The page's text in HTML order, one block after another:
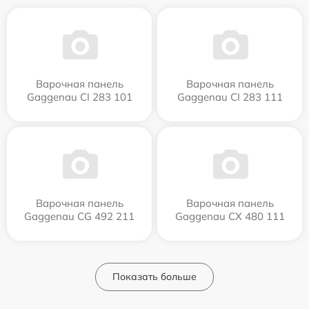
Варочная панель
Gaggenau CI 283 101
Варочная панель
Gaggenau CI 283 111
Варочная панель
Gaggenau CG 492 211
Варочная панель
Gaggenau CX 480 111
Показать больше